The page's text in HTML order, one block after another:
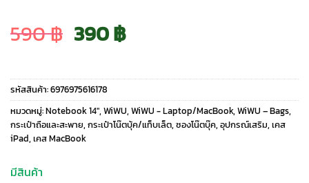
590฿ Original
price
was:
590 ฿.
390฿Current
price
is:
รหัสสินค้า:6976975616178
หมวดหมู่:Notebook 14", WiWU, WiWU - Laptop/MacBook, WiWU – Bags,
กระเป๋าถือและสะพาย, กระเป๋าโน๊ตบุ้ค/แท็บเล็ต, ซองโน๊ตบุ๊ค, อุปกรณ์เสริม, เคส
iPad, เคส MacBook
มีสินค้า